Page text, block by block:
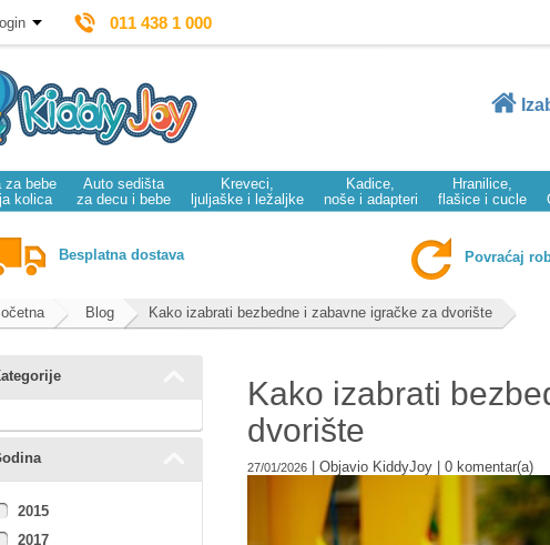
011 438 1 000
za bebe
kolica
Auto sedišta
za decu i bebe
Kreveci,
ljuljaške i ležaljke
Kadice,
noše i adapteri
Hranilice,
flašice i cucle
Besplatna dostava Povraćaj
Blog Kako izabrati bezbedne i zabavne igračke za dvorište
2015
2017
Kako izabrati
dvorište
27/01/2026 Objavio KiddyJoy 0 komentar(a)